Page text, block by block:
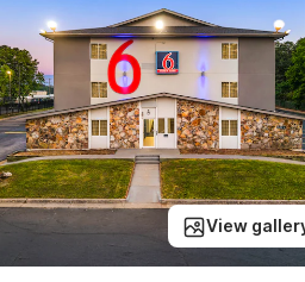
View